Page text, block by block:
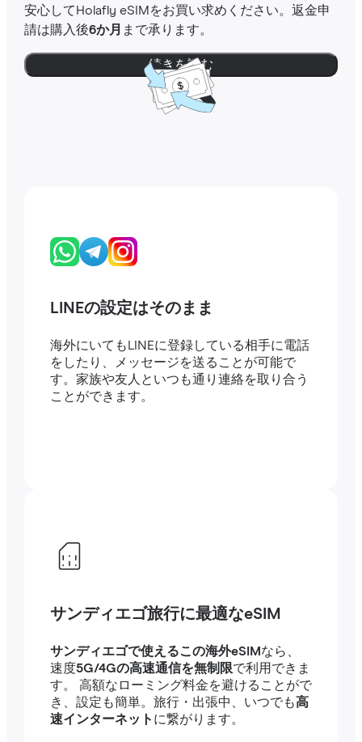
安心してHolafly eSIMをお買い求めください。返金申
請は購入後6か月 まで承ります。
続きを読む
LINEの設定はそのまま
海外にいてもLINEに登録している相手に電話
をしたり、メッセージを送ることが可能で
す。家族や友人といつも通り連絡を取り合う
ことができます。
サンディエゴ旅行に最適なeSIM
サンディエゴで使えるこの海外eSIM なら、
速度5G/4Gの高速通信を無制限で利用できま
す。 高額なローミング料金を避けることがで
き、設定も簡単。旅行・出張中、いつでも高
速インターネット に繋がります。